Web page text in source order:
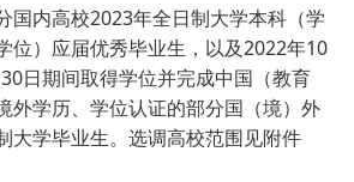
国内高校2023年全日制大学本科（学
位）应届优秀毕业生，以及2022年10
日期间取得学位并完成中国（教育
外学历、学位认证的部分国（境）外
大学毕业生。选调高校范围见附件